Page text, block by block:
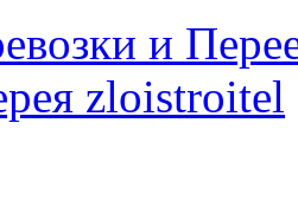
и
zloistroitel